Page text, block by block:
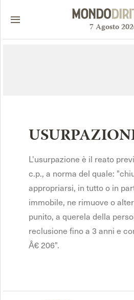
7Agosto
L'usurpazione è il reato
c.p., a norma del quale:
appropriarsi, in tutto o in
immobile, ne rimuove o
punito, a querela della
reclusione fino a 3 anni e
Â€ 206".